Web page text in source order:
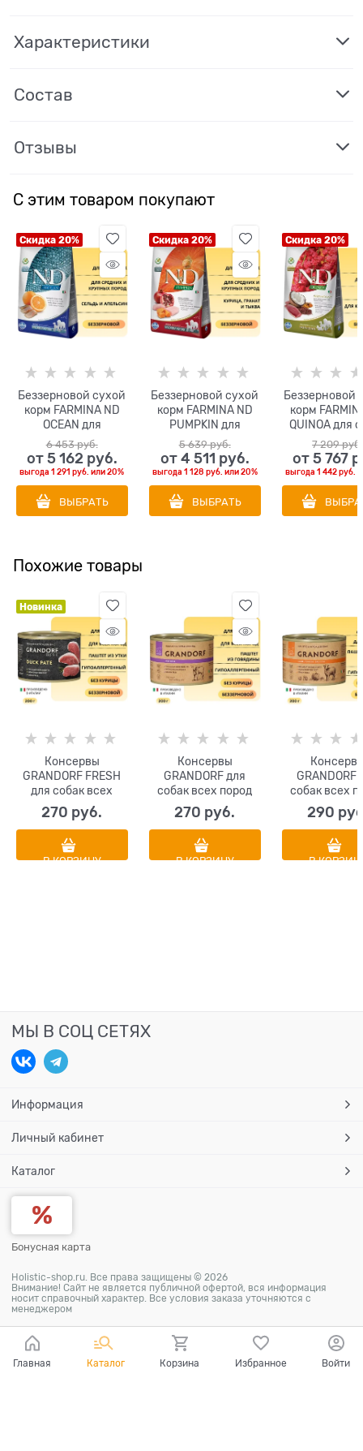
Характеристики
Состав
Отзывы
С этим товаром покупают
Скидка 20%
Беззерновой cухой
корм FARMINA ND
OCEAN для
взрослых собак
средних и крупных
пород сельдь с
апельсином
6 453 руб.
от 5 162 руб.
выгода1 291 руб. или20%
ВЫБРАТЬ
Скидка 20%
Беззерновой cухой
корм FARMINA ND
PUMPKIN для
взрослых собак
средних и крупных
пород с курицей и
гранатом и тыквой
5 639 руб.
от 4 511 руб.
выгода 1 128 руб. или20%
ВЫБРАТЬ
Скидка 20%
Беззерновой
корм
QUINOA для
всех пород с
и киноа для
шерсти
7 209 руб.
от5 767
выгода 1 442 руб.
Похожие товары
Новинка
Консервы
GRANDORF FRESH
для собак всех
пород Паштет из
утки
270 руб.
В КОРЗИНУ
Консервы
GRANDORF для
собак всех пород
Паштет из
говядины
270 руб.
В КОРЗИНУ
GRANDORF
собак всех
Паштет из
с тыквой и
290
В
МЫ В СОЦ СЕТЯХ
Информация
Личный кабинет
Каталог
Бонусная карта
Holistic-shop.ru. Все права защищены © 2026
Внимание! Сайт не является публичной офертой, вся информация
носит справочный характер. Все условия заказа уточняются с
менеджером
Главная Каталог Корзина Избранное Войти